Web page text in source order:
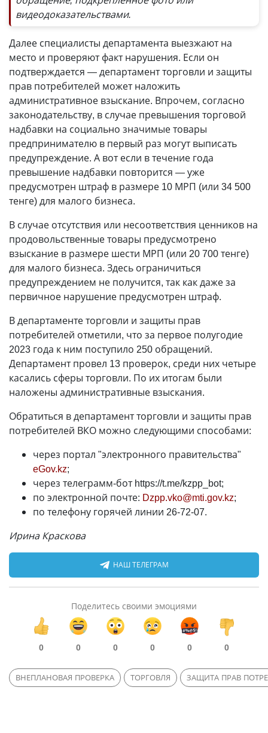
видеодоказательствами.
Далее специалисты департамента выезжают на
место и проверяют факт нарушения. Если он
подтверждается — департамент торговли и защиты
прав потребителей может наложить
административное взыскание. Впрочем, согласно
законодательству, в случае превышения торговой
надбавки на социально значимые товары
предпринимателю в первый раз могут выписать
предупреждение. А вот если в течение года
превышение надбавки повторится — уже
предусмотрен штраф в размере 10 МРП (или 34 500
тенге) для малого бизнеса.
В случае отсутствия или несоответствия ценников на
продовольственные товары предусмотрено
взыскание в размере шести МРП (или 20 700 тенге)
для малого бизнеса. Здесь ограничиться
предупреждением не получится, так как даже за
первичное нарушение предусмотрен штраф.
В департаменте торговли и защиты прав
потребителей отметили, что за первое полугодие
2023 года к ним поступило 250 обращений.
Департамент провел 13 проверок, среди них четыре
касались сферы торговли. По их итогам были
наложены административные взыскания.
Обратиться в департамент торговли и защиты прав
потребителей ВКО можно следующими способами:
через портал "электронного правительства"
eGov.kz;
через телеграмм-бот https://t.me/kzpp_bot;
по электронной почте: Dzpp.vko@mti.gov.kz;
по телефону горячей линии 26-72-07.
Ирина Краскова
НАШ ТЕЛЕГРАМ
Поделитесь своими эмоциями
0 0 0 0 0 0
ВНЕПЛАНОВАЯ ПРОВЕРКА ТОРГОВЛЯ ЗАЩИТА ПРАВ